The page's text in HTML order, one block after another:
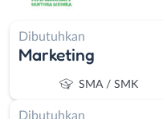
Dibutuhkan
Marketing
SMA / SMK
Dibutuhkan